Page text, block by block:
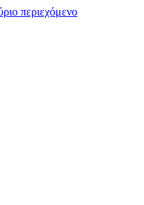
περιεχόμενο